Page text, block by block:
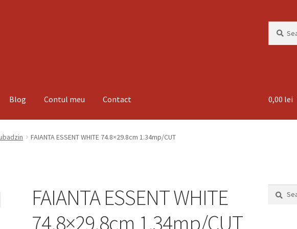
for:
Blog Contul meu Contact
noi InformatiiMagazinPlată
0,00 lei
FAIANTA ESSENT WHITE 74.8×29.8cm 1.34mp/CUT
FAIANTA ESSENT WHITE
74.8×29.8cm 1.34mp/CUT
Search
Search